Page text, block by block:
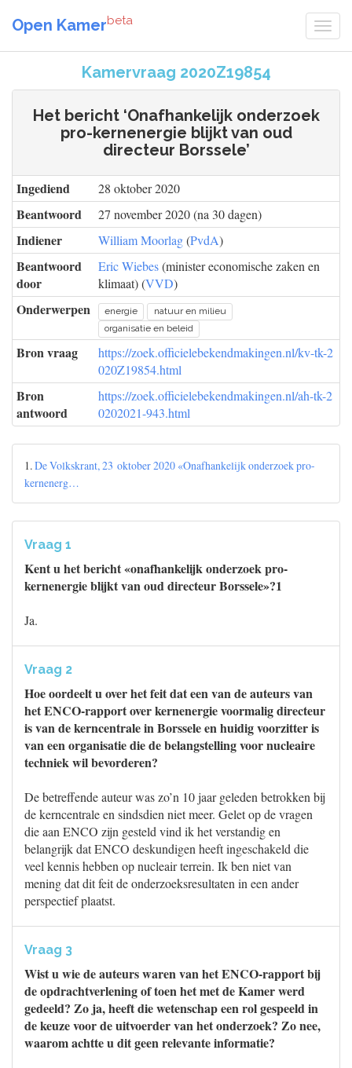
Open Kamerbeta
Kamervraag 2020Z19854
Het bericht ‘Onafhankelijk onderzoek
pro-kernenergie blijkt van oud
directeur Borssele’
Ingediend 28 oktober 2020
Beantwoord 27 november 2020 (na 30 dagen)
Indiener William Moorlag(PvdA)
Beantwoord
door
Eric Wiebes(minister economische zaken en
klimaat) (VVD)
Onderwerpen energie
natuur en milieu
organisatie en beleid
Bron vraag
https://zoek.officielebekendmakingen.nl/kv-tk-2
020Z19854.html
Bron
antwoord
https://zoek.officielebekendmakingen.nl/ah-tk-2
0202021-943.html
1.De Volkskrant, 23 oktober 2020 «Onafhankelijk onderzoek pro-
kernenerg…
Vraag 1
Kent u het bericht «onafhankelijk onderzoek pro-
kernenergie blijkt van oud directeur Borssele»?1
Ja.
Vraag 2
Hoe oordeelt u over het feit dat een van de auteurs van
het ENCO-rapport over kernenergie voormalig directeur
is van de kerncentrale in Borssele en huidig voorzitter is
van een organisatie die de belangstelling voor nucleaire
techniek wil bevorderen?
De betreffende auteur was zo’n 10 jaar geleden betrokken bij
de kerncentrale en sindsdien niet meer. Gelet op de vragen
die aan ENCO zijn gesteld vind ik het verstandig en
belangrijk dat ENCO deskundigen heeft ingeschakeld die
veel kennis hebben op nucleair terrein. Ik ben niet van
mening dat dit feit de onderzoeksresultaten in een ander
perspectief plaatst.
Vraag 3
Wist u wie de auteurs waren van het ENCO-rapport bij
de opdrachtverlening of toen het met de Kamer werd
gedeeld? Zo ja, heeft die wetenschap een rol gespeeld in
de keuze voor de uitvoerder van het onderzoek? Zo nee,
waarom achtte u dit geen relevante informatie?